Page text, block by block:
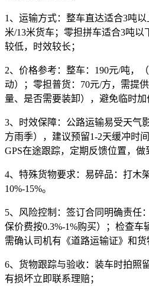
1、运输方式： 整车直达适合3吨
米/13米货车；零担拼车适合3吨
较低，时效较长；
2、价格参考： 整车：190元/吨，
动）；零担普货：70元/方，需提
量、是否需要装卸），避免临时加
3、时效保障： 公路运输易受天气
方雨季），建议预留1-2天缓冲时
GPS在途跟踪，定期反馈位置，做
4、特殊货物要求： 易碎品：打木
10%-15%。
5、风险控制： 签订合同明确责任
保价费按0.3%-1%购买）；检查车
需确认司机有《道路运输证》和货
6、货物跟踪与验收： 装车时拍照
有损坏立即联系理赔；